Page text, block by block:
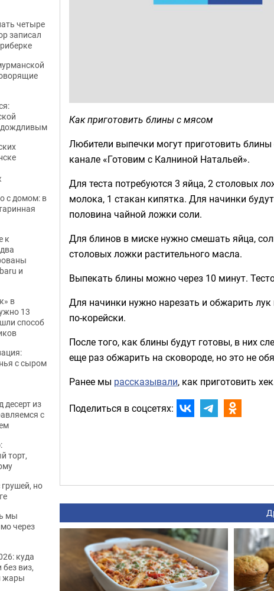
Как приготовить блины с мясом
Любители выпечки могут приготовить
канале «Готовим с Калниной Натальей».
Для теста потребуются 3 яйца, 2 столовых
молока, 1 стакан кипятка. Для начинки
половина чайной ложки соли.
Для блинов в миске нужно смешать яйца,
столовых ложки растительного масла.
Выпекать блины можно через 10 минут.
Для начинки нужно нарезать и обжарить
по-корейски.
После того, как блины будут готовы, в них
еще раз обжарить на сковороде, но это не
Ранее мы рассказывали, как приготовить
Поделиться в соцсетях:
четыре
записал
дождливым
с домом: в
к
и
в
13
способ
с сыром
десерт из
с
торт,
но
мы
через
куда
виз,
жары